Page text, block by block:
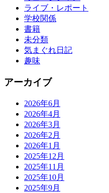
ライブ・レポート
学校関係
書籍
未分類
気まぐれ日記
趣味
アーカイブ
2026年6月
2026年4月
2026年3月
2026年2月
2026年1月
2025年12月
2025年11月
2025年10月
2025年9月